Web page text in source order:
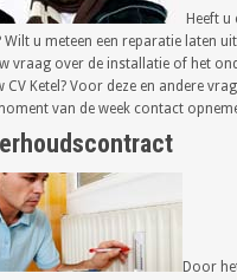
Heeft u
Wilt u meteen een reparatie laten
vraag over de installatie of het
CV Ketel? Voor deze en andere
van de week contact
Door